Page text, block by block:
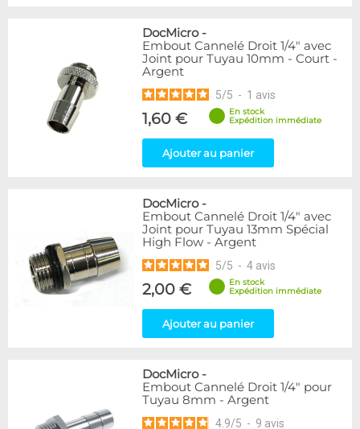
DocMicro-
Embout Cannelé Droit 1/4" avec
Joint pour Tuyau 10mm - Court -
Argent
5/5 - 1 avis
1,60 €
En stock
Expédition immédiate
Ajouter au panier
DocMicro-
Embout Cannelé Droit 1/4" avec
Joint pour Tuyau 13mm Spécial
High Flow - Argent
5/5 - 4 avis
2,00 €
En stock
Expédition immédiate
Ajouter au panier
DocMicro-
Embout Cannelé Droit 1/4" pour
Tuyau 8mm - Argent
4.9/5 - 9 avis